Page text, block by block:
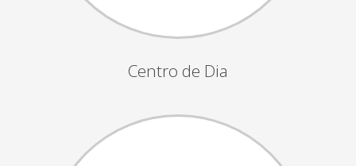
Passeio Vila Nova de Cerveira
Passeio Convívio em Pombal
Assembleias Gerais
Semana Sénior
Centro de Dia